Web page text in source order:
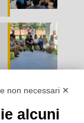
non necessari ✕
alcuni